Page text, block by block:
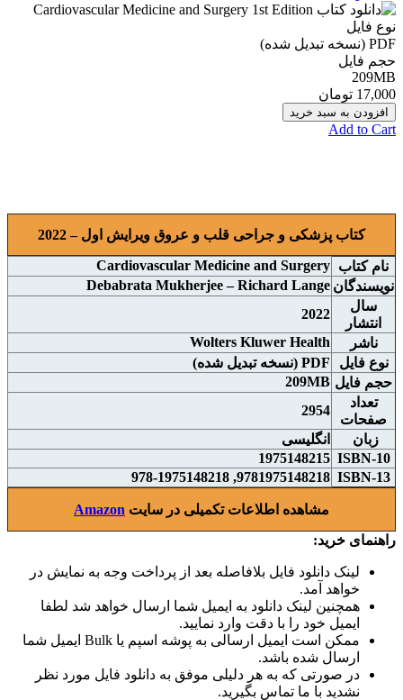
نوع فایل
PDF (نسخه تبدیل شده)
حجم فایل
209MB
17,000 تومان
افزودن به سبد خرید
Add to Cart
کتاب پزشکی و جراحی قلب و عروق ویرایش اول – 2022
نام کتاب Cardiovascular Medicine and Surgery
نويسندگان Debabrata Mukherjee – Richard Lange
سال
انتشار
2022
ناشر
Wolters Kluwer Health
نوع فايل
PDF (نسخه تبدیل شده)
حجم فايل 209MB
تعداد
صفحات
2954
زبان
انگلیسی
ISBN-10
1975148215
ISBN-13
9781975148218, 978-1975148218
مشاهده اطلاعات تکمیلی در سایت Amazon
راهنمای خرید:
لینک دانلود فایل بلافاصله بعد از پرداخت وجه به نمایش در
خواهد آمد.
همچنین لینک دانلود به ایمیل شما ارسال خواهد شد لطفا
ایمیل خود را با دقت وارد نمایید.
ممکن است ایمیل ارسالی به پوشه اسپم یا Bulk ایمیل شما
ارسال شده باشد.
در صورتی که به هر دلیلی موفق به دانلود فایل مورد نظر
نشدید با ما تماس بگیرید.